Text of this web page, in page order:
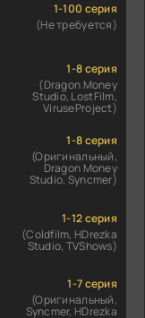
1-100 серия
(Не требуется)
1-8 серия
(Dragon Money
Studio, LostFilm,
ViruseProject)
1-8 серия
(Оригинальный,
Dragon Money
Studio, Syncmer)
1-12 серия
(Coldfilm, HDrezka
Studio, TVShows)
1-7 серия
(Оригинальный,
Syncmer, HDrezka